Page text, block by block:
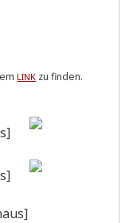
LINK zu finden.